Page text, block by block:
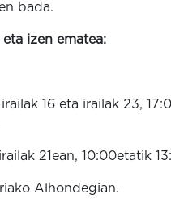
bada.
eta izen ematea:
16 eta irailak 23,
21ean, 10:00etatik
Alhondegian.